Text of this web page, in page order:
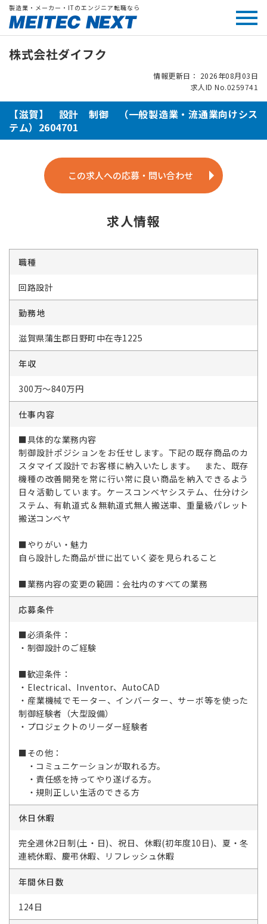
製造業・メーカー・ITのエンジニア転職なら
株式会社ダイフク
情報更新日： 2026年08月03日
求人ID No.0259741
【滋賀】 設計 制御 （一般製造業・流通業向けシス
テム）2604701
この求人への応募・問い合わせ
求人情報
職種
回路設計
勤務地
滋賀県蒲生郡日野町中在寺1225
年収
300万～840万円
仕事内容
■具体的な業務内容
制御設計ポジションをお任せします。下記の既存商品のカ
スタマイズ設計でお客様に納入いたします。 また、既存
機種の改善開発を常に行い常に良い商品を納入できるよう
日々活動しています。ケースコンベヤシステム、仕分けシ
ステム、有軌道式＆無軌道式無人搬送車、重量級パレット
搬送コンベヤ
■やりがい・魅力
自ら設計した商品が世に出ていく姿を見られること
■業務内容の変更の範囲：会社内のすべての業務
応募条件
■必須条件：
・制御設計のご経験
■歓迎条件：
・Electrical、Inventor、AutoCAD
・産業機械でモーター、インバーター、サーボ等を使った
制御経験者（大型設備）
・プロジェクトのリーダー経験者
■その他：
・コミュニケーションが取れる方。
・責任感を持ってやり遂げる方。
・規則正しい生活のできる方
休日休暇
完全週休2日制(土・日)、祝日、休暇(初年度10日)、夏・冬
連続休暇、慶弔休暇、リフレッシュ休暇
年間休日数
124日